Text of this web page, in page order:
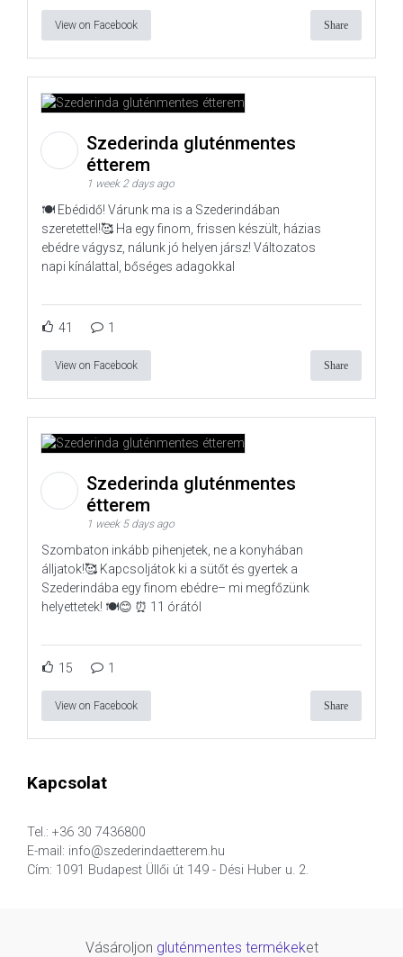
View on Facebook Share
Szederinda gluténmentes
étterem
1 week 2 days ago
🍽️ Ebédidő! Várunk ma is a Szederindában
szeretettel!🥰 Ha egy finom, frissen készült, házias
ebédre vágysz, nálunk jó helyen jársz! Változatos
napi kínálattal, bőséges adagokkal
41 1
View on Facebook Share
Szederinda gluténmentes
étterem
1 week 5 days ago
Szombaton inkább pihenjetek, ne a konyhában
álljatok!🥰 Kapcsoljátok ki a sütőt és gyertek a
Szederindába egy finom ebédre– mi megfőzünk
helyettetek! 🍽️😊 ⏰ 11 órától
15 1
View on Facebook Share
Kapcsolat
Tel.: +36 30 7436800
E-mail: info@szederindaetterem.hu
Cím: 1091 Budapest Üllői út 149 - Dési Huber u. 2.
Vásároljon gluténmentes termékeket